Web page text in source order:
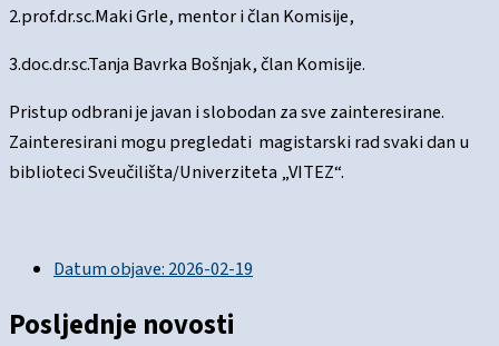
2.prof.dr.sc.Maki Grle, mentor i član Komisije,
3.doc.dr.sc.Tanja Bavrka Bošnjak, član Komisije.
Pristup odbrani je javan i slobodan za sve zainteresirane.
Zainteresirani mogu pregledati magistarski rad svaki dan u
biblioteci Sveučilišta/Univerziteta „VITEZ“.
Datum objave:2026-02-19
Posljednje novosti